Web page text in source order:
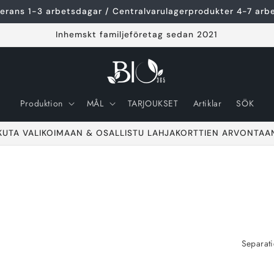
1-3 arbetsdagar / Centralvarulagerprodukter 4-7
Inhemskt familjeföretag sedan 2021
Produktion MÅL TARJOUKSET Artiklar SÖK
VALIKOIMAAN & OSALLISTU LAHJAKORTTIEN